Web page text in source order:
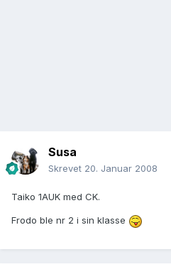
Susa
Skrevet 20. Januar 2008
Taiko 1AUK med CK.
Frodo ble nr 2 i sin klasse